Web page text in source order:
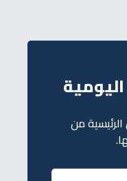
اليومية
من